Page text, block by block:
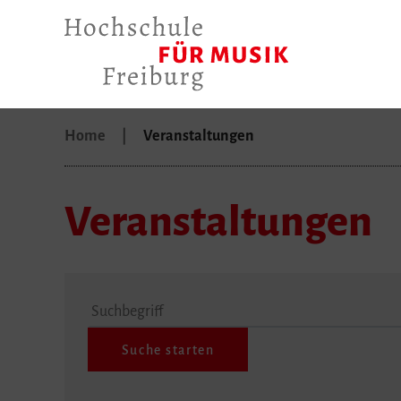
Home Veranstaltungen
Veranstaltungen
Suchbegriff